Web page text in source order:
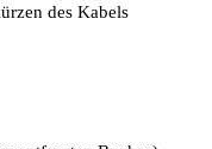
des Kabels